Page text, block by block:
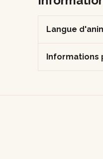
Langue
Informations